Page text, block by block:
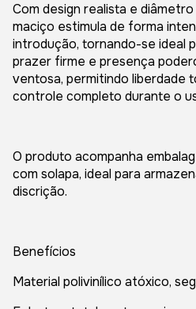
Com design realista e
maciço estimula de forma
introdução, tornando-se ideal
prazer firme e presença
ventosa, permitindo liberdade
controle completo durante o
O produto acompanha
com solapa, ideal para
discrição.
Benefícios
Material polivinílico atóxico,